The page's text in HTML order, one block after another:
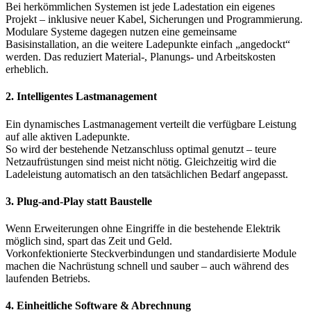
Bei herkömmlichen Systemen ist jede Ladestation ein eigenes
Projekt – inklusive neuer Kabel, Sicherungen und Programmierung.
Modulare Systeme dagegen nutzen eine gemeinsame
Basisinstallation, an die weitere Ladepunkte einfach „angedockt“
werden. Das reduziert Material-, Planungs- und Arbeitskosten
erheblich.
2. Intelligentes Lastmanagement
Ein dynamisches Lastmanagement verteilt die verfügbare Leistung
auf alle aktiven Ladepunkte.
So wird der bestehende Netzanschluss optimal genutzt – teure
Netzaufrüstungen sind meist nicht nötig. Gleichzeitig wird die
Ladeleistung automatisch an den tatsächlichen Bedarf angepasst.
3. Plug-and-Play statt Baustelle
Wenn Erweiterungen ohne Eingriffe in die bestehende Elektrik
möglich sind, spart das Zeit und Geld.
Vorkonfektionierte Steckverbindungen und standardisierte Module
machen die Nachrüstung schnell und sauber – auch während des
laufenden Betriebs.
4. Einheitliche Software & Abrechnung